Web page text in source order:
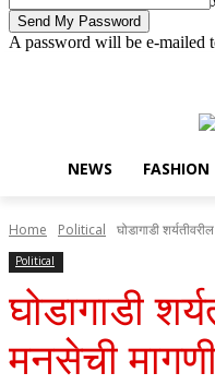
A password will be e-mailed
NEWS FASHION
Home Political घोडागाडी
Political
घोडागाडी
मनसेची